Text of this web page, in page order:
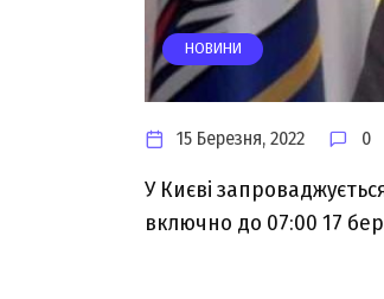
НОВИНИ
15 Березня, 2022 0
У Києві
включно до 07:00 17